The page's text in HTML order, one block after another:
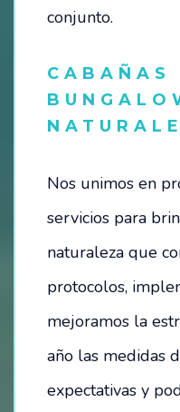
conjunto.
CABAÑAS
Nos unimos en
servicios para
naturaleza que
protocolos,
mejoramos la
año las medidas
expectativas y